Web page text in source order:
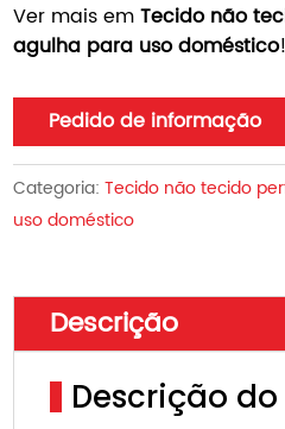
Ver mais emTecido não
agulha para uso doméstico!
Pedido de informação
Categoria:Tecido não tecido
uso doméstico
Descrição
Descrição